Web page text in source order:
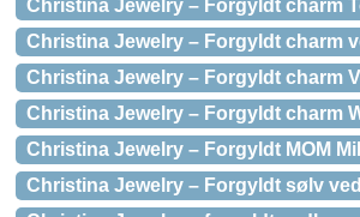
Christina Jewelry – Forgyldt charm
Christina Jewelry – Forgyldt charm
Christina Jewelry – Forgyldt charm
Christina Jewelry – Forgyldt charm
Christina Jewelry – Forgyldt MOM
Christina Jewelry – Forgyldt sølv